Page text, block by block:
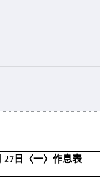
27日〈一〉作息表